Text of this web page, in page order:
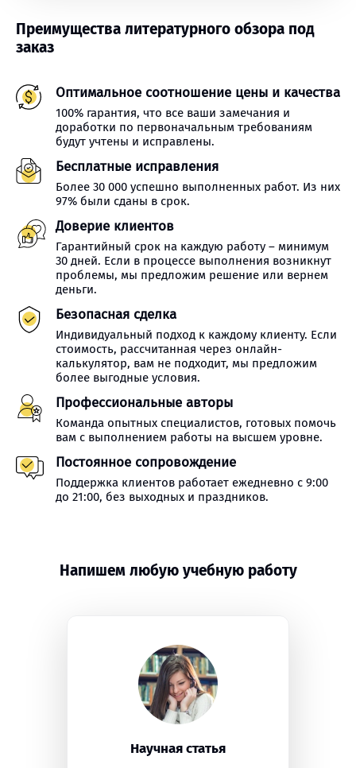
Преимущества литературного обзора под
заказ
Оптимальное соотношение цены и качества
100% гарантия, что все ваши замечания и
доработки по первоначальным требованиям
будут учтены и исправлены.
Бесплатные исправления
Более 30 000 успешно выполненных работ. Из них
97% были сданы в срок.
Доверие клиентов
Гарантийный срок на каждую работу – минимум
30 дней. Если в процессе выполнения возникнут
проблемы, мы предложим решение или вернем
деньги.
Безопасная сделка
Индивидуальный подход к каждому клиенту. Если
стоимость, рассчитанная через онлайн-
калькулятор, вам не подходит, мы предложим
более выгодные условия.
Профессиональные авторы
Команда опытных специалистов, готовых помочь
вам с выполнением работы на высшем уровне.
Постоянное сопровождение
Поддержка клиентов работает ежедневно с 9:00
до 21:00, без выходных и праздников.
Напишем любую учебную работу
Научная статья